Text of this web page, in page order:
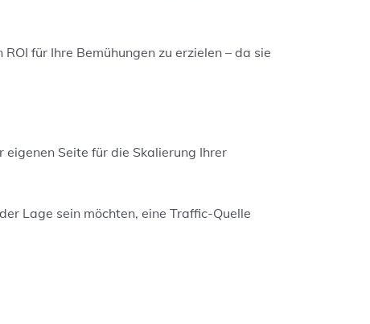
für Ihre Bemühungen zu erzielen – da sie
Seite für die Skalierung Ihrer
Lage sein möchten, eine Traffic-Quelle